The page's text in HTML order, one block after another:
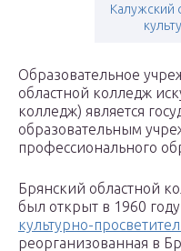
Калужский
Образовательное
областной колледж
колледж) является
образовательным
профессионального
Брянский областной
был открыт в 1960
культурно-
реорганизованная в